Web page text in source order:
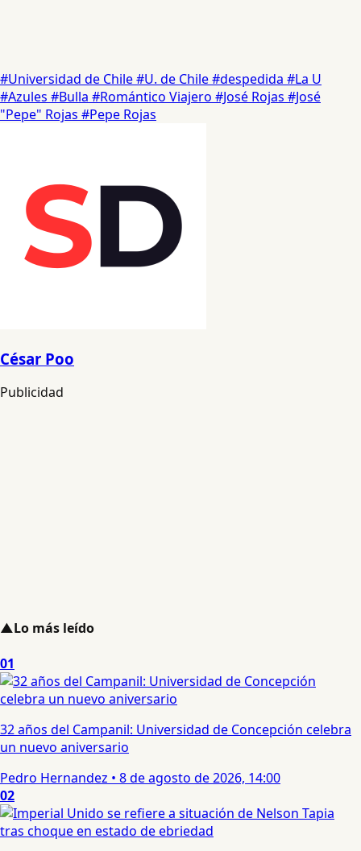
#Universidad de Chile#U. de Chile#despedida #La U
#Azules #Bulla #Romántico Viajero #José Rojas #José
"Pepe" Rojas #Pepe Rojas
César Poo
Publicidad
▲Lo más leído
01
32 años del Campanil: Universidad de Concepción celebra
un nuevo aniversario
Pedro Hernandez • 8 de agosto de 2026, 14:00
02